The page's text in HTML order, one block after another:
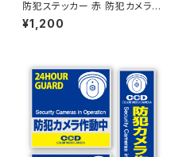
防犯ステッカー 赤 防犯カメラ作
動中 OS-181 オンサプライ(On
SUPPLY)
¥1,200